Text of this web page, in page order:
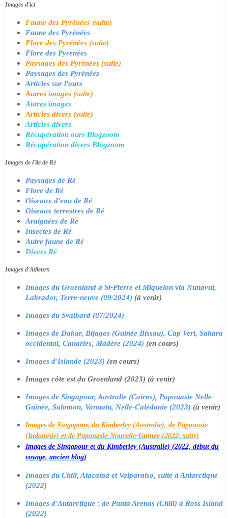
Images d'ici
Faune des Pyrénées (suite)
Faune des Pyrénées
Flore des Pyrénées (suite)
Flore des Pyrénées
Paysages des Pyrénées (suite)
Paysages des Pyrénées
Articles sur l'ours
Autres images (suite)
Autres images
Articles divers (suite)
Articles divers
Récupération ours Blogzoom
Récupération divers Blogzoom
Images de l'île de Ré
Paysages de Ré
Flore de Ré
Oiseaux d'eau de Ré
Oiseaux terrestres de Ré
Araignées de Ré
Insectes de Ré
Autre faune de Ré
Divers Ré
Images d'Ailleurs
Images du Groenland à St-Pierre et Miquelon via Nunavut,
Labrador, Terre-neuve (09/2024) (à venir)
Images du Svalbard (07/2024)
Images de Dakar, Bijagos (Guinée Bissau), Cap Vert, Sahara
occidental, Canaries, Madère (2024) (en cours)
Images d'Islande (2023) (en cours)
Images côte est du Groenland (2023) (à venir)
Images de Singapour, Australie (Cairns), Papouasie Nelle-
Guinée, Salomon, Vanuatu, Nelle-Calédonie (2023) (à venir)
Images de Singapour, du Kimberley (Australie), de Papouasie
(Indonésie) et de Papouasie-Nouvelle-Guinée (2022, suite)
Images de Singapour et du Kimberley (Australie) (2022, début du
voyage, ancien blog)
Images du Chili, Atacama et Valparaiso, suite à Antarctique
(2022)
Images d'Antarctique : de Punta Arenas (Chili) à Ross Island
(2022)